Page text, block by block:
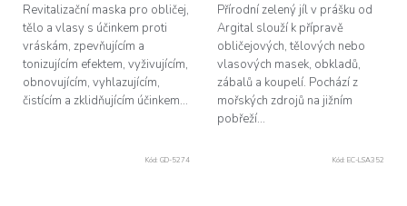
Revitalizační maska pro obličej,
tělo a vlasy s účinkem proti
vráskám, zpevňujícím a
tonizujícím efektem, vyživujícím,
obnovujícím, vyhlazujícím,
čistícím a zklidňujícím účinkem...
Přírodní zelený jíl v prášku od
Argital slouží k přípravě
obličejových, tělových nebo
vlasových masek, obkladů,
zábalů a koupelí. Pochází z
mořských zdrojů na jižním
pobřeží...
Kód: GD-5274 Kód: EC-LSA352